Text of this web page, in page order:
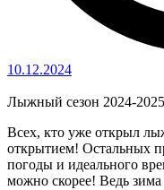
10.12.2024
Лыжный сезон 2024-2025
Всех, кто уже открыл
открытием! Остальных
погоды и идеального
можно скорее! Ведь зима